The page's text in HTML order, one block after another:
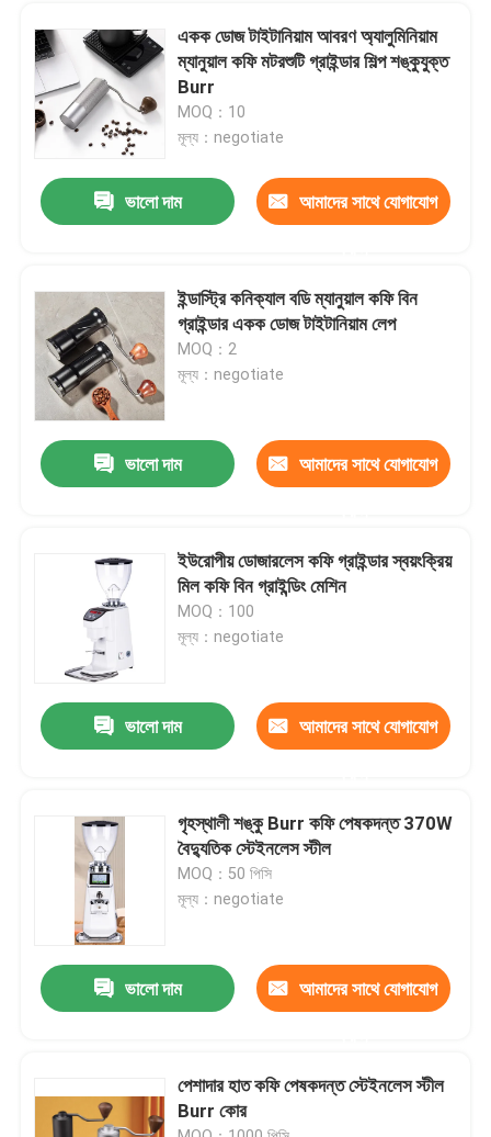
VR প্রদর্শন
আমাদের সম্পর্কে
মান নিয়ন্ত্রণ
যোগাযোগ করুন
মামলা
Burr কফি পেষকদন্ত
একক ডোজ টাইটানিয়াম আবরণ অ্যালুমিনিয়াম
ম্যানুয়াল কফি মটরশুটি গ্রাইন্ডার শিল্প শঙ্কুযুক্ত
Burr
MOQ：10
মূল্য：negotiate
ভালো দাম আমাদের সাথে যোগাযোগ
ইন্ডাস্ট্রি কনিক্যাল বডি ম্যানুয়াল কফি বিন
গ্রাইন্ডার একক ডোজ টাইটানিয়াম লেপ
MOQ：2
মূল্য：negotiate
ভালো দাম আমাদের সাথে যোগাযোগ
ইউরোপীয় ডোজারলেস কফি গ্রাইন্ডার স্বয়ংক্রিয়
মিল কফি বিন গ্রাইন্ডিং মেশিন
MOQ：100
মূল্য：negotiate
ভালো দাম আমাদের সাথে যোগাযোগ
গৃহস্থালী শঙ্কু Burr কফি পেষকদন্ত 370W
বৈদ্যুতিক স্টেইনলেস স্টীল
MOQ：50 পিসি
মূল্য：negotiate
ভালো দাম আমাদের সাথে যোগাযোগ
পেশাদার হাত কফি পেষকদন্ত স্টেইনলেস স্টীল
Burr কোর